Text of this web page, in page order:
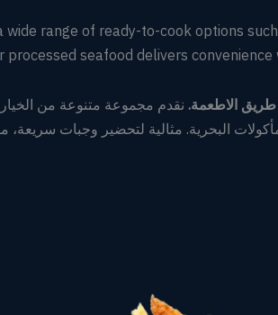
wide range of ready-to-cook options
seafood delivers
طريق الاطعمة. نقدم مجموعة متنوعة من